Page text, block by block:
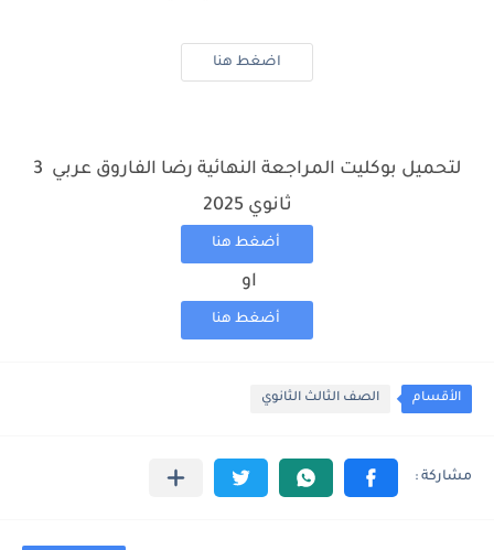
اضغط هنا
لتحميل بوكليت المراجعة النهائية رضا الفاروق عربي 3
ثانوي 2025
أضغط هنا
او
أضغط هنا
الأقسام الصف الثالث الثانوي